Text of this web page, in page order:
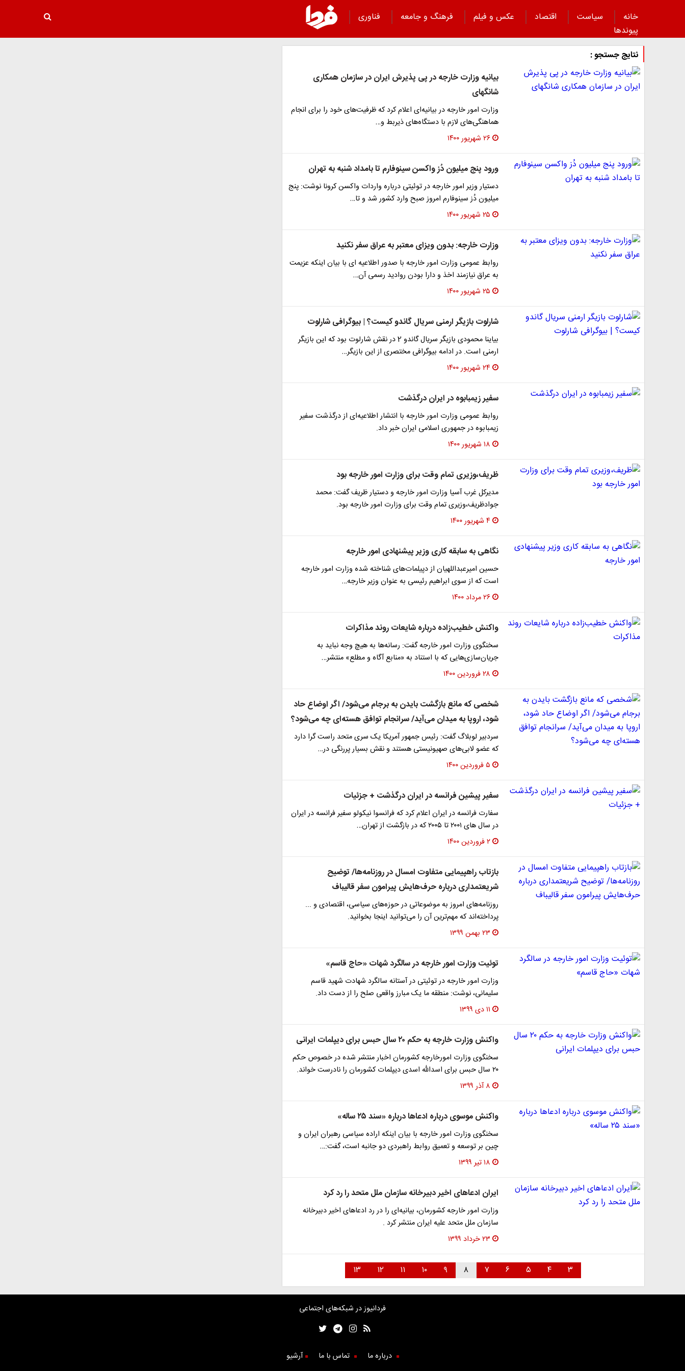
خانه سیاست اقتصاد عکس و فیلم فرهنگ و جامعه
فناوری
پیوند‌ها
نتایج جستجو :
بیانیه وزارت خارجه در پی پذیرش ایران در سازمان همکاری
شانگهای
وزارت امور خارجه در بیانیه‌ای اعلام کرد که ظرفیت‌های خود را برای انجام
هماهنگی‌های لازم با دستگاه‌های ذیربط و…
۲۶ شهریور ۱۴۰۰
ورود پنج میلیون دُز واکسن سینوفارم تا بامداد شنبه به تهران
دستیار وزیر امور خارجه در توئیتی درباره واردات واکسن کرونا نوشت: پنج
میلیون دُز سینوفارم امروز صبح وارد کشور شد و تا…
۲۵ شهریور ۱۴۰۰
وزارت خارجه: بدون ویزای معتبر به عراق سفر نکنید
روابط عمومی وزارت امور خارجه با صدور اطلاعیه ای با بیان اینکه عزیمت
به عراق نیازمند اخذ و دارا بودن روادید رسمی آن…
۲۵ شهریور ۱۴۰۰
شارلوت بازیگر ارمنی سریال گاندو کیست؟ | بیوگرافی شارلوت
بیاینا محمودی بازیگر سریال گاندو 2 در نقش شارلوت بود که این بازیگر
ارمنی است. در ادامه بیوگرافی مختصری از این بازیگر…
۲۴ شهریور ۱۴۰۰
سفیر زیمبابوه در ایران درگذشت
روابط عمومی وزارت امور خارجه با انتشار اطلاعیه‌ای از درگذشت سفیر
زیمبابوه در جمهوری اسلامی ایران خبر داد.
۱۸ شهریور ۱۴۰۰
ظریف،وزیری تمام وقت برای وزارت امور خارجه بود
مدیرکل غرب آسیا وزارت امور خارجه و دستیار ظریف گفت: محمد
جوادظریف،وزیری تمام وقت برای وزارت امور خارجه بود.
۴ شهریور ۱۴۰۰
نگاهی به سابقه کاری وزیر پیشنهادی امور خارجه
حسین امیرعبداللهیان از دپیلمات‌های شناخته شده وزارت امور خارجه
است که از سوی ابراهیم رئیسی به عنوان وزیر خارجه…
۲۶ مرداد ۱۴۰۰
واکنش خطیب‌زاده درباره شایعات روند مذاکرات
سخنگوی وزارت امور خارجه گفت: رسانه‌ها به هیچ وجه نباید به
جریان‌سازی‌هایی که با استناد به «منابع آگاه و مطلع» منتشر…
۲۸ فروردین ۱۴۰۰
شخصی که مانع بازگشت بایدن به برجام می‌شود/ اگر اوضاع حاد
شود، اروپا به میدان می‌آید/ سرانجام توافق هسته‌ای چه می‌شود؟
سردبیر لوبلاگ گفت: رئیس جمهور آمریکا یک سری متحد راست گرا دارد
که عضو لابی‌های صهیونیستی هستند و نقش بسیار پررنگی در…
۵ فروردین ۱۴۰۰
سفیر پیشین فرانسه در ایران درگذشت + جزئیات
سفارت فرانسه در ایران اعلام کرد که فرانسوا نیکولو سفیر فرانسه در ایران
در سال های ۲۰۰۱ تا ۲۰۰۵ که در بازگشت از تهران…
۲ فروردین ۱۴۰۰
بازتاب راهپیمایی متفاوت امسال در روزنامه‌ها/ توضیح
شریعتمداری درباره حرف‌هایش پیرامون سفر قالیباف
روزنامه‌های امروز به موضوعاتی در حوزه‌های سیاسی، اقتصادی و ...
پرداخته‌اند که مهم‌ترین آن را می‌توانید اینجا بخوانید.
۲۳ بهمن ۱۳۹۹
توئیت وزارت امور خارجه در سالگرد شهات «حاج قاسم»
وزارت امور خارجه در توئیتی در آستانه سالگرد شهادت شهید قاسم
سلیمانی، نوشت: منطقه ما یک مبارز واقعی صلح را از دست داد.
۱۱ دی ۱۳۹۹
واکنش وزارت خارجه به حکم ۲۰ سال حبس برای دیپلمات ایرانی
سخنگوی وزارت امورخارجه کشورمان اخبار منتشر شده در خصوص حکم
۲۰ سال حبس برای اسدالله اسدی دیپلمات کشورمان را نادرست خواند.
۸ آذر ۱۳۹۹
واکنش موسوی درباره ادعا‌ها درباره «سند ۲۵ ساله»
سخنگوی وزارت امور خارجه با بیان اینکه اراده سیاسی رهبران ایران و
چین بر توسعه و تعمیق روابط راهبردی دو جانبه است، گفت:…
۱۸ تیر ۱۳۹۹
ایران ادعا‌های اخیر دبیرخانه سازمان ملل متحد را رد کرد
وزارت امور خارجه کشورمان، بیانیه‌ای را در رد ادعاهای اخیر دبیرخانه
سازمان ملل متحد علیه ایران منتشر کرد .
۲۳ خرداد ۱۳۹۹
۳ ۴ ۵ ۶ ۷ ۸ ۹ ۱۰ ۱۱ ۱۲ ۱۳
فردانیوز در شبکه‌های اجتماعی
درباره ما تماس با ما آرشیو